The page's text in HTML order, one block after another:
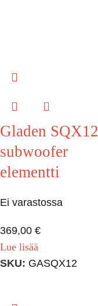
Gladen SQX12
subwoofer
elementti
Ei varastossa
369,00 €
Lue lisää
SKU: GASQX12